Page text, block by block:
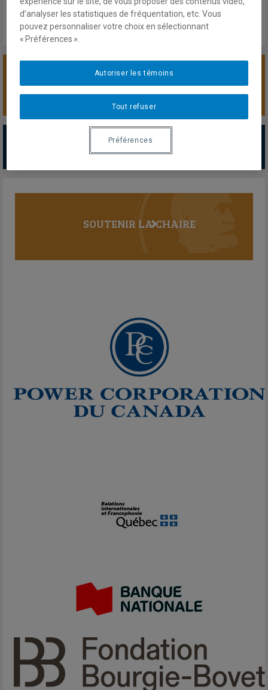
SOUTENIR LA CHAIRE
PARTENAIRES MAJEURS
Tous les partenaires
SOUTENIR LA CHAIRE
d’analyser les statistiques de fréquentation, etc. Vous
pouvez personnaliser votre choix en sélectionnant
« Préférences ».
Tout refuser
Autoriser les témoins
Préférences